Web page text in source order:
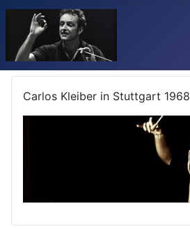
Carlos Kleiber in Stuttgart 1968